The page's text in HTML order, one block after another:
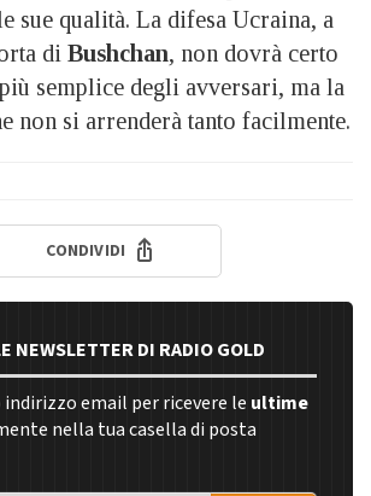
sue qualità. La difesa Ucraina, a
di Bushchan, non dovrà certo
semplice degli avversari, ma la
non si arrenderà tanto facilmente.
CONDIVIDI
NEWSLETTER DI RADIO GOLD
email per ricevere le ultime
nella tua casella di posta